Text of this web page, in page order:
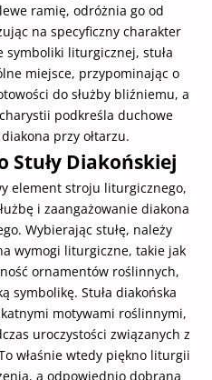
ramię, odróżnia go od
na specyficzny charakter
symboliki liturgicznej, stuła
miejsce, przypominając o
do służby bliźniemu, a
podkreśla duchowe
przy ołtarzu.
Stuły Diakońskiej
element stroju liturgicznego,
i zaangażowanie diakona
Wybierając stułę, należy
wymogi liturgiczne, takie jak
ornamentów roślinnych,
symbolikę. Stuła diakońska
motywami roślinnymi,
uroczystości związanych z
właśnie wtedy piękno liturgii
a odpowiednio dobrana